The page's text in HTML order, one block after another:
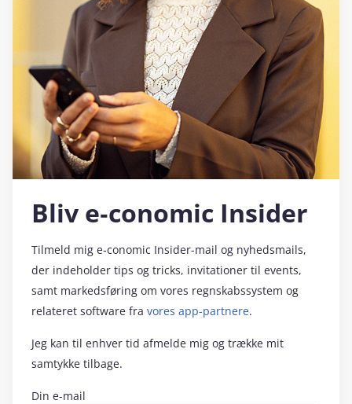
Bliv e‑conomic Insider
Tilmeld mig e‑conomic Insider-mail og nyhedsmails,
der indeholder tips og tricks, invitationer til events,
samt markedsføring om vores regnskabssystem og
relateret software fra vores app-partnere.
Jeg kan til enhver tid afmelde mig og trække mit
samtykke tilbage.
Din e-mail